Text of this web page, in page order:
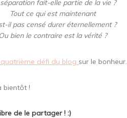
fait-elle partie de la vie ?
Tout ce qui est maintenant
il pas censé durer éternellement ?
Ou bien le contraire est la vérité ?
défi du blog sur le bonheur.
bientôt !
de le partager ! :)